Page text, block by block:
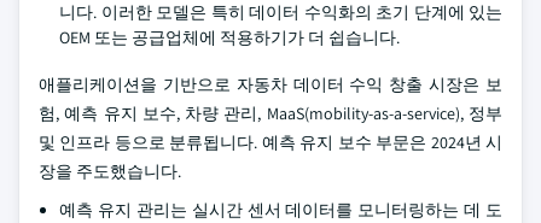
니다. 이러한 모델은 특히 데이터 수익화의 초기 단계에 있는
OEM 또는 공급업체에 적용하기가 더 쉽습니다.
애플리케이션을 기반으로 자동차 데이터 수익 창출 시장은 보
험, 예측 유지 보수, 차량 관리, MaaS(mobility-as-a-service), 정부
및 인프라 등으로 분류됩니다. 예측 유지 보수 부문은 2024년 시
장을 주도했습니다.
예측 유지 관리는 실시간 센서 데이터를 모니터링하는 데 도